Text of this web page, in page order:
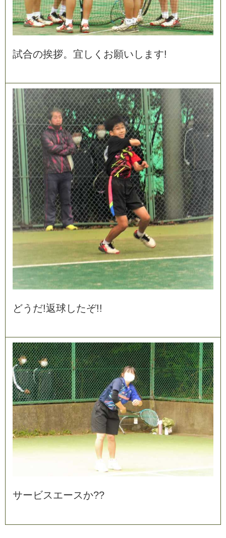
試合の挨拶。 宜 し く お願い し ま す!
どう だ!返球 したぞ!!
サービスエースか??